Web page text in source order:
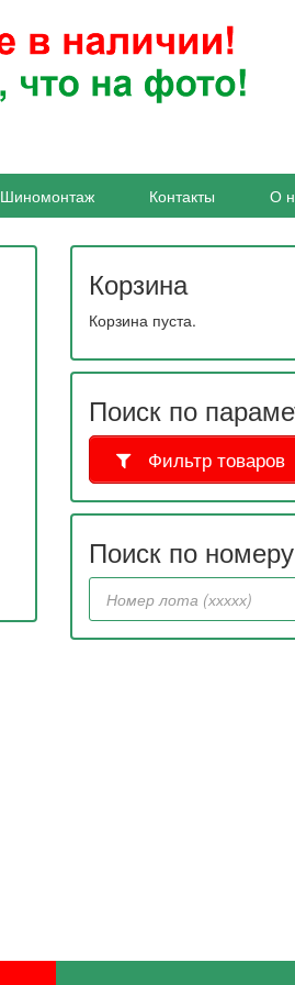
Шиномонтаж Контакты О
Корзина
Корзина пуста.
Поиск по
Фильтр товаров
Поиск по